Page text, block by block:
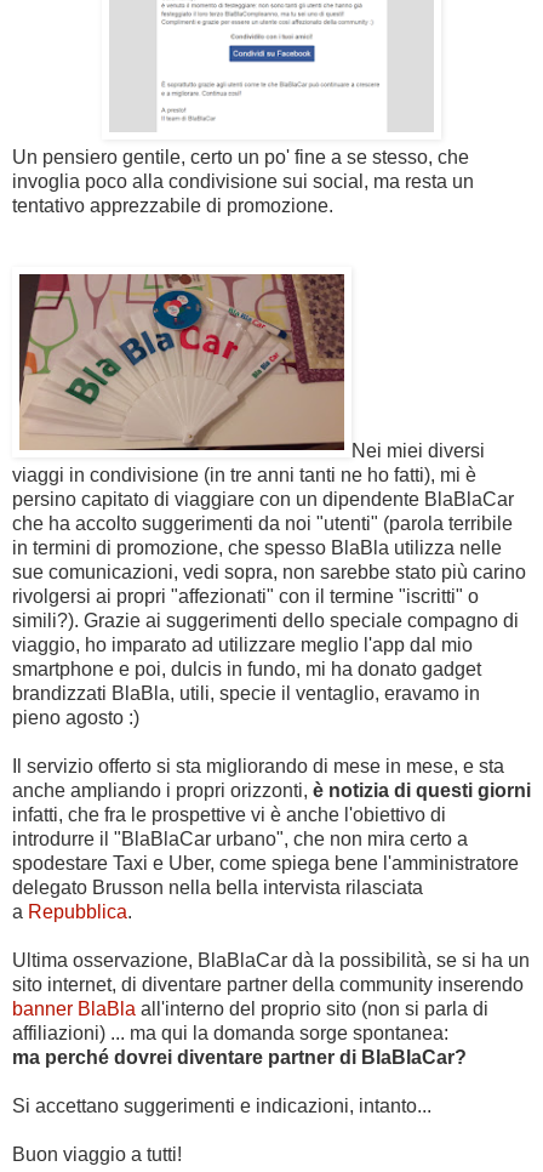
Un pensiero gentile, certo un po' fine a se stesso, che
invoglia poco alla condivisione sui social, ma resta un
tentativo apprezzabile di promozione.
Nei miei diversi
viaggi in condivisione (in tre anni tanti ne ho fatti), mi è
persino capitato di viaggiare con un dipendente BlaBlaCar
che ha accolto suggerimenti da noi "utenti" (parola terribile
in termini di promozione, che spesso BlaBla utilizza nelle
sue comunicazioni, vedi sopra, non sarebbe stato più carino
rivolgersi ai propri "affezionati" con il termine "iscritti" o
simili?). Grazie ai suggerimenti dello speciale compagno di
viaggio, ho imparato ad utilizzare meglio l'app dal mio
smartphone e poi, dulcis in fundo, mi ha donato gadget
brandizzati BlaBla, utili, specie il ventaglio, eravamo in
pieno agosto :)
Il servizio offerto si sta migliorando di mese in mese, e sta
anche ampliando i propri orizzonti, è notizia di questi giorni
infatti, che fra le prospettive vi è anche l'obiettivo di
introdurre il "BlaBlaCar urbano", che non mira certo a
spodestare Taxi e Uber, come spiega bene l'amministratore
delegato Brusson nella bella intervista rilasciata
a Repubblica.
Ultima osservazione, BlaBlaCar dà la possibilità, se si ha un
sito internet, di diventare partner della community inserendo
banner BlaBla all'interno del proprio sito (non si parla di
affiliazioni) ... ma qui la domanda sorge spontanea:
ma perché dovrei diventare partner di BlaBlaCar?
Si accettano suggerimenti e indicazioni, intanto...
Buon viaggio a tutti!